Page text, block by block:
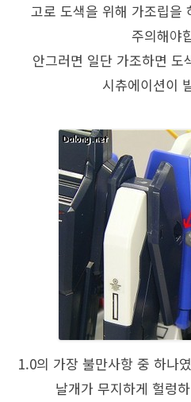
고로 도색을 위해 가조립을
주의해야
안그러면 일단 가조하면 도
시츄에이션이
1.0의 가장 불만사항 중 하나
날개가 무지하게 헐렁